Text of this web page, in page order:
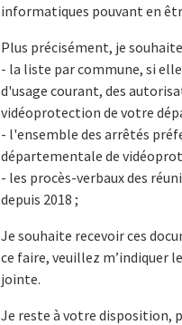
informatiques pouvant en
Plus précisément, je
- la liste par commune, si
d'usage courant, des
vidéoprotection de votre
- l'ensemble des arrêtés
départementale de
- les procès-verbaux des
depuis 2018 ;
Je souhaite recevoir ces
ce faire, veuillez m’indiquer
jointe.
Je reste à votre disposition,